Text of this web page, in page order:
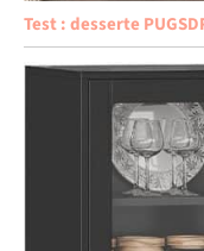
Test : desserte